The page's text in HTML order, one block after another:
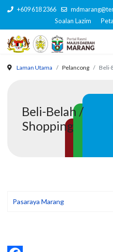
+609 618 2366
Soalan Lazim
Laman Utama Pelancong Beli-
Beli-Belah /
Shopping
Pasaraya Marang